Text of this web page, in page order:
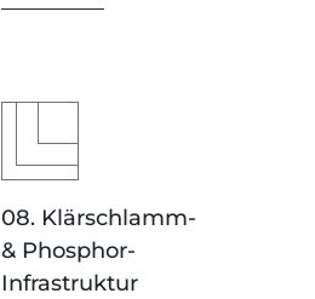
08. Klärschlamm-
& Phosphor-
Infrastruktur